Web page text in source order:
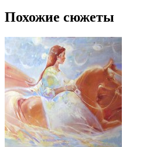
Похожие сюжеты